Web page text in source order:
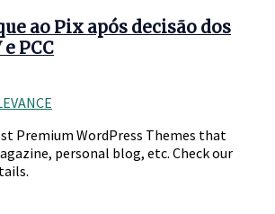
ao Pix após decisão dos
PCC
Premium WordPress Themes that
personal blog, etc. Check our